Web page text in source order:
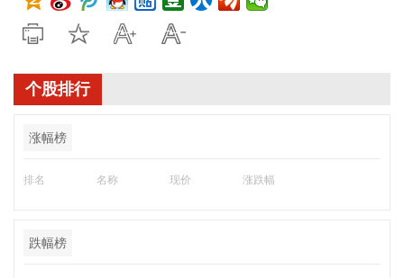
个股排行
涨幅榜
排名 名称 现价 涨跌幅
跌幅榜